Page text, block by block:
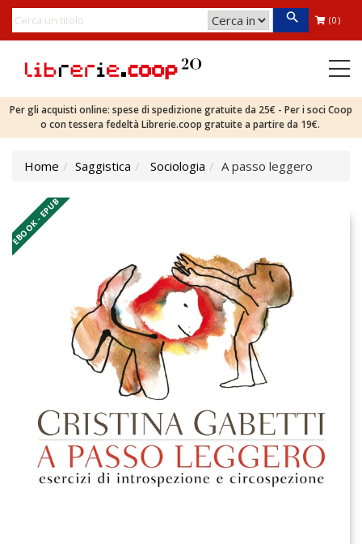
(0)
Per gli acquisti online: spese di spedizione gratuite da 25€ - Per i soci Coop
o con tessera fedeltà Librerie.coop gratuite a partire da 19€.
Home Saggistica Sociologia A passo leggero
EBOOK - EPUB